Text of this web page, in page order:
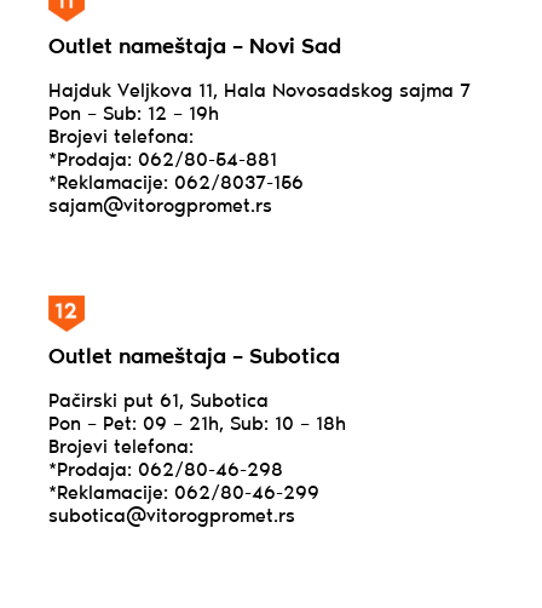
Outlet nameštaja – Novi Sad
Hajduk Veljkova 11, Hala Novosadskog sajma 7
Pon – Sub: 12 – 19h
Brojevi telefona:
*Prodaja: 062/80-54-881
*Reklamacije: 062/8037-156
sajam@vitorogpromet.rs
Outlet nameštaja – Subotica
Pačirski put 61, Subotica
Pon – Pet: 09 – 21h, Sub: 10 – 18h
Brojevi telefona:
*Prodaja: 062/80-46-298
*Reklamacije: 062/80-46-299
subotica@vitorogpromet.rs